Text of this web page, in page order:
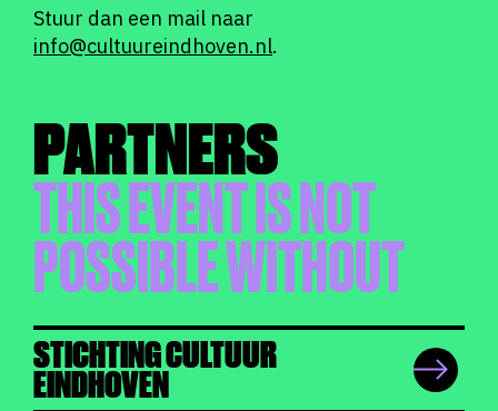
Stuur dan een mail naar
info@cultuureindhoven.nl.
PARTNERS
THIS EVENT IS NOT
POSSIBLE WITHOUT
STICHTING CULTUUR
EINDHOVEN